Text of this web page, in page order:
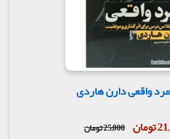
واقعی دارن هاردی
25,000 تومان